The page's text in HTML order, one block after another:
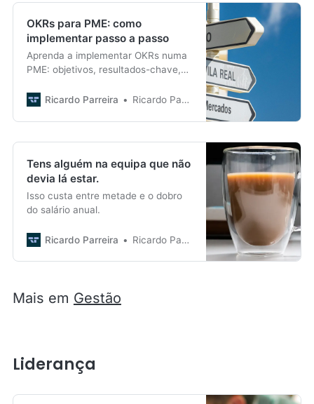
OKRs para PME: como
implementar passo a passo
Aprenda a implementar OKRs numa
PME: objetivos, resultados-chave,
plano prático para o primeiro
Ricardo Parreira Ricardo Parreira
Tens alguém na equipa que não
devia lá estar.
Isso custa entre metade e o dobro
do salário anual.
Ricardo Parreira Ricardo Parreira
Mais em Gestão
Liderança